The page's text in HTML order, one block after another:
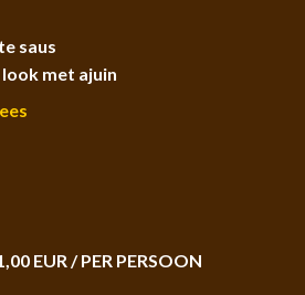
saus
met ajuin
EUR / PER PERSOON